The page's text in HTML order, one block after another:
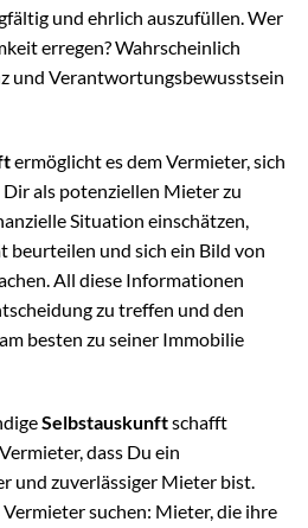
und ehrlich auszufüllen. Wer
erregen? Wahrscheinlich
und Verantwortungsbewusstsein
ermöglicht es dem Vermieter, sich
als potenziellen Mieter zu
Situation einschätzen,
beurteilen und sich ein Bild von
All diese Informationen
zu treffen und den
besten zu seiner Immobilie
Selbstauskunftschafft
dass Du ein
und zuverlässiger Mieter bist.
Vermieter suchen: Mieter, die ihre